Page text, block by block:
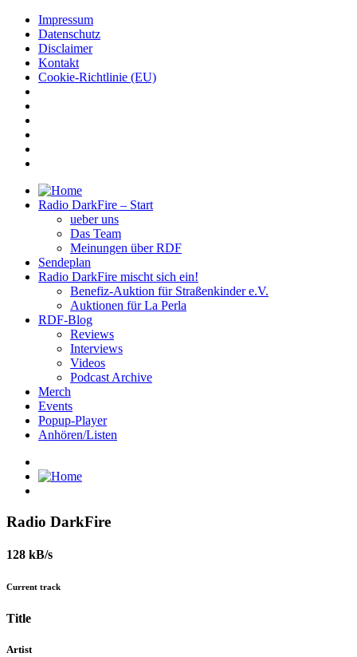
Impressum
Datenschutz
Disclaimer
Kontakt
Cookie-Richtlinie (EU)
Radio DarkFire – Start
ueber uns
Das Team
Meinungen über RDF
Sendeplan
Radio DarkFire mischt sich ein!
Benefiz-Auktion für Straßenkinder e.V.
Auktionen für La Perla
RDF-Blog
Reviews
Interviews
Videos
Podcast Archive
Merch
Events
Popup-Player
Anhören/Listen
Radio DarkFire
128 kB/s
Current track
Title
Artist